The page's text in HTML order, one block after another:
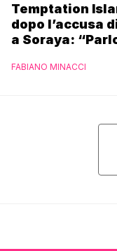
Temptation
dopo l’accusa
a Soraya:
FABIANO MINACCI